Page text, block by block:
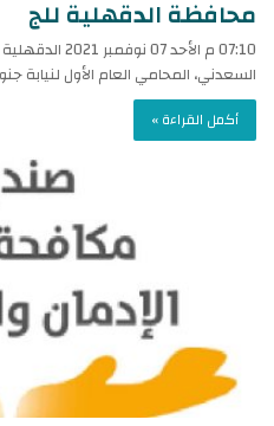
محافظة الدقهلية للج
07:10 م الأحد
السعدني، المحامي العام الأول لنيابة
أكمل القراءة »